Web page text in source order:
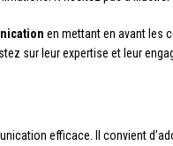
en mettant en avant les
sur leur expertise et leur
efficace. Il convient